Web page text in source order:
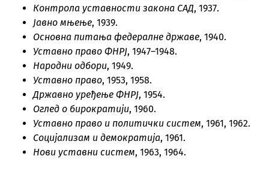
Контрола уставности закона САД, 1937.
Јавно мњење, 1939.
Основна питања федералне државе, 1940.
Уставно право ФНРЈ, 1947–1948.
Народни одбори, 1949.
Уставно право, 1953, 1958.
Државно уређење ФНРЈ, 1954.
Оглед о бирократији, 1960.
Уставно право и политички систем, 1961, 1962.
Социјализам и демократија, 1961.
Нови уставни систем, 1963, 1964.